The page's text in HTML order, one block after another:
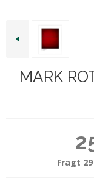
MARK
Fragt